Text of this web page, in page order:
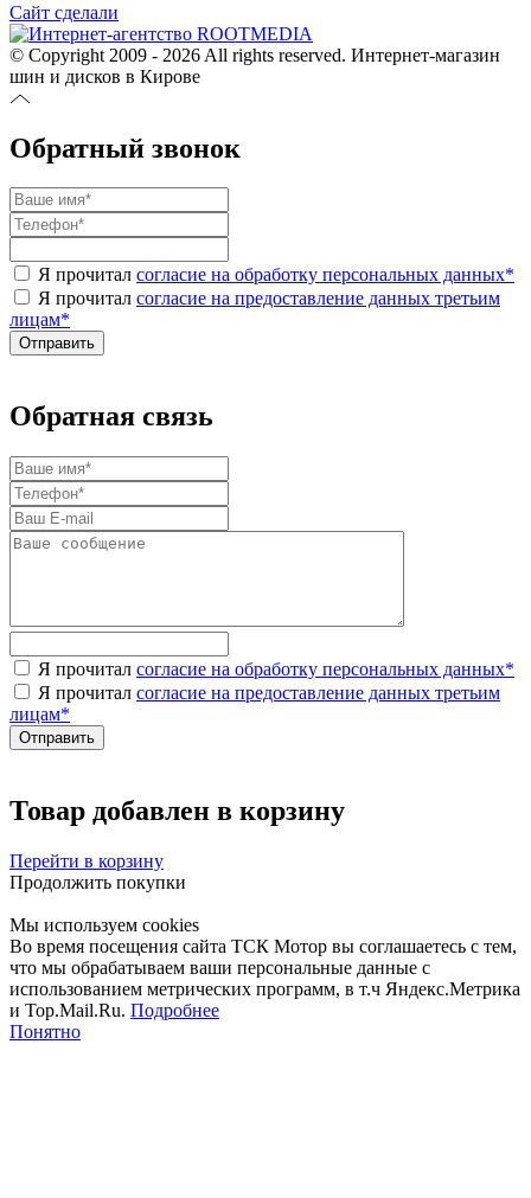
Сайт сделали
© Copyright 2009 - 2026 All rights reserved. Интернет-магазин
шин и дисков в Кирове
Обратный звонок
Я прочитал согласие на обработку персональных данных*
Я прочитал согласие на предоставление данных третьим
лицам*
Обратная связь
Я прочитал согласие на обработку персональных данных*
Я прочитал согласие на предоставление данных третьим
лицам*
Товар добавлен в корзину
Перейти в корзину
Продолжить покупки
Мы используем cookies
Во время посещения сайта ТСК Мотор вы соглашаетесь с тем,
что мы обрабатываем ваши персональные данные с
использованием метрических программ, в т.ч Яндекс.Метрика
и Top.Mail.Ru. Подробнее
Понятно